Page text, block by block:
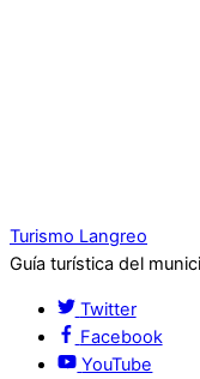
Turismo Langreo
Guía turística del
Twitter
Facebook
YouTube